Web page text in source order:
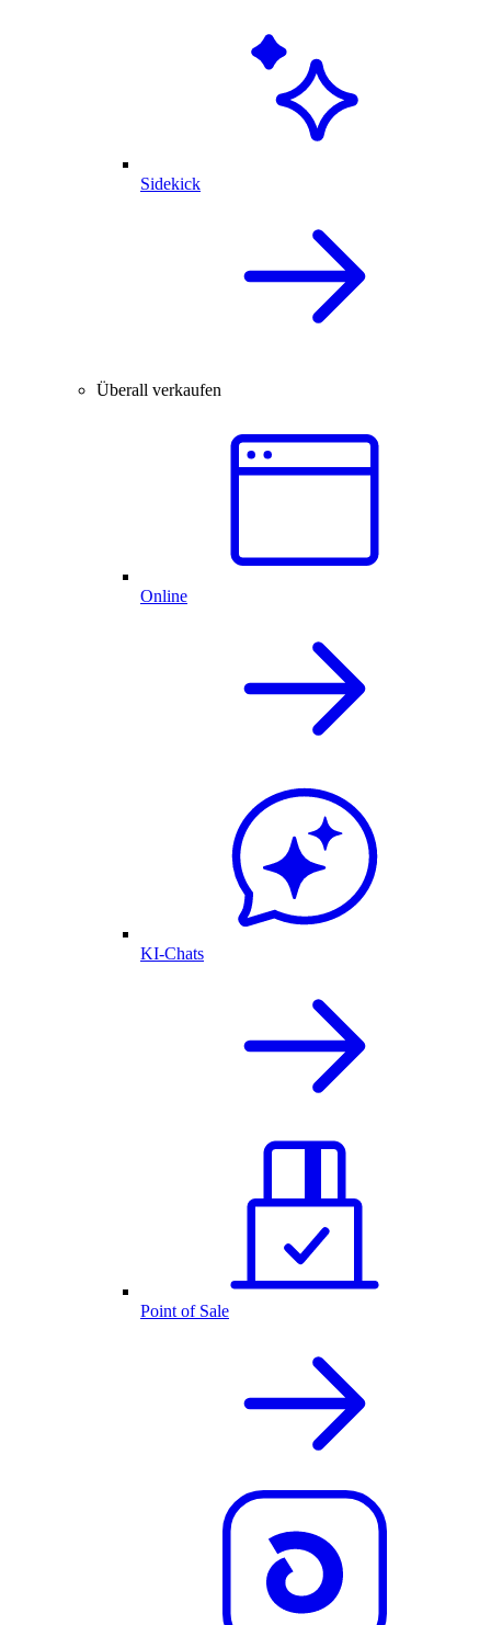
Sidekick
Überall verkaufen
Online
KI-Chats
Point of Sale